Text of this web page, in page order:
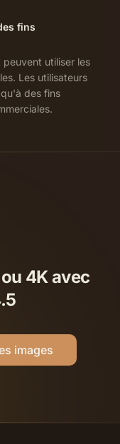
fins
utiliser les
Les utilisateurs
des fins
4K avec
images